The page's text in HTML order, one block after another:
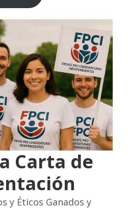
Carta de
y Éticos Ganados y